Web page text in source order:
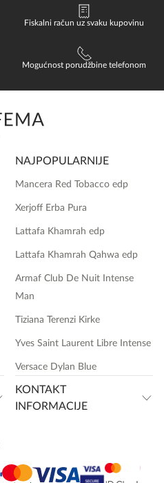
Fiskalni račun uz svaku kupovinu
Mogućnost porudžbine telefonom
NAJPOPULARNIJE
Mancera Red Tobacco edp
Xerjoff Erba Pura
Lattafa Khamrah edp
Lattafa Khamrah Qahwa edp
Armaf Club De Nuit Intense
Man
Tiziana Terenzi Kirke
Yves Saint Laurent Libre Intense
Versace Dylan Blue
KONTAKT
INFORMACIJE